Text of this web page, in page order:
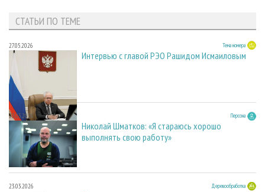
СТАТЬИ ПО ТЕМЕ
27.05.2026 Тема номера
Интервью с главой РЭО Рашидом Исмаиловым
23.03.2026 Персона
Николай Шматков: «Я стараюсь хорошо
выполнять свою работу»
23.03.2026 Деревообработка